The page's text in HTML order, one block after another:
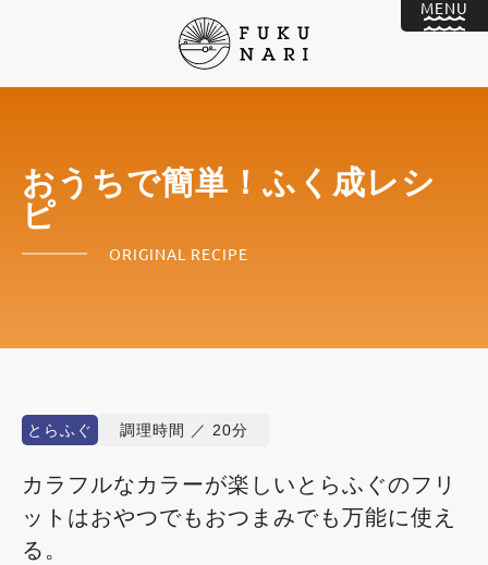
おうちで簡単！ふく成レシ
ピ
ORIGINAL RECIPE
とらふぐ 調理時間 ／ 20分
カラフルなカラーが楽しいとらふぐのフリ
ットはおやつでもおつまみでも万能に使え
る。